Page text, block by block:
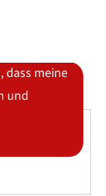
dass meine
und